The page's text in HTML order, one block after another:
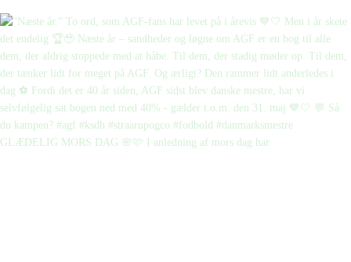
GLÆDELIG MORS DAG 🌸🩷 I anledning af mors dag har